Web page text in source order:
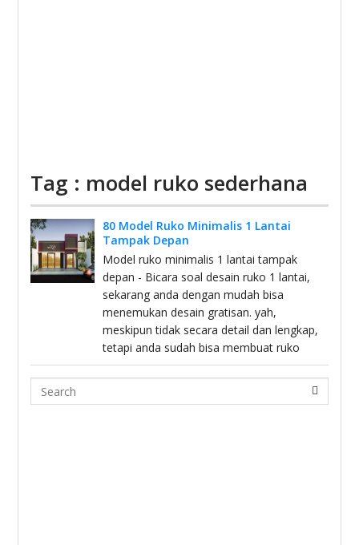
Tag : model ruko sederhana
80 Model Ruko Minimalis 1 Lantai
Tampak Depan
Model ruko minimalis 1 lantai tampak
depan - Bicara soal desain ruko 1 lantai,
sekarang anda dengan mudah bisa
menemukan desain gratisan. yah,
meskipun tidak secara detail dan lengkap,
tetapi anda sudah bisa membuat ruko
Search